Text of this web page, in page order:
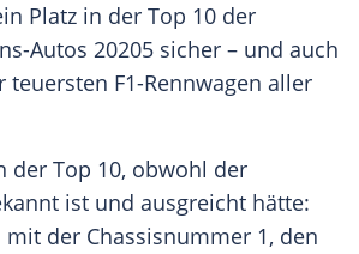
Platz in der Top 10 der
Autos 20205 sicher – und auch
teuersten F1-Rennwagen aller
der Top 10, obwohl der
ist und ausgreicht hätte:
mit der Chassisnummer 1, den